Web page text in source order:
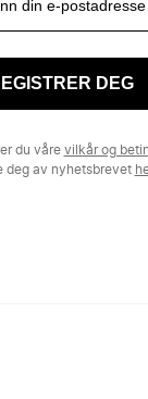
DEG
du våre vilkår og
deg av nyhetsbrevet